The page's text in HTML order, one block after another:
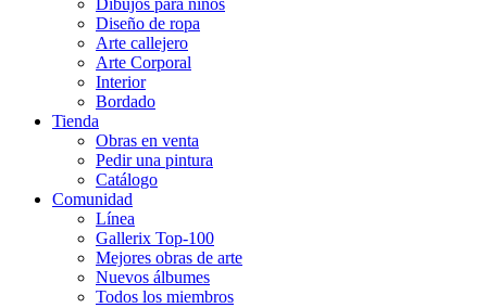
Dibujos para niños
Diseño de ropa
Arte callejero
Arte Corporal
Interior
Bordado
Tienda
Obras en venta
Pedir una pintura
Catálogo
Comunidad
Línea
Gallerix Top-100
Mejores obras de arte
Nuevos álbumes
Todos los miembros